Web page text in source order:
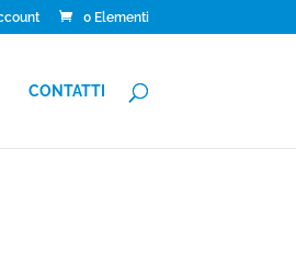
0 Elementi
CONTATTI